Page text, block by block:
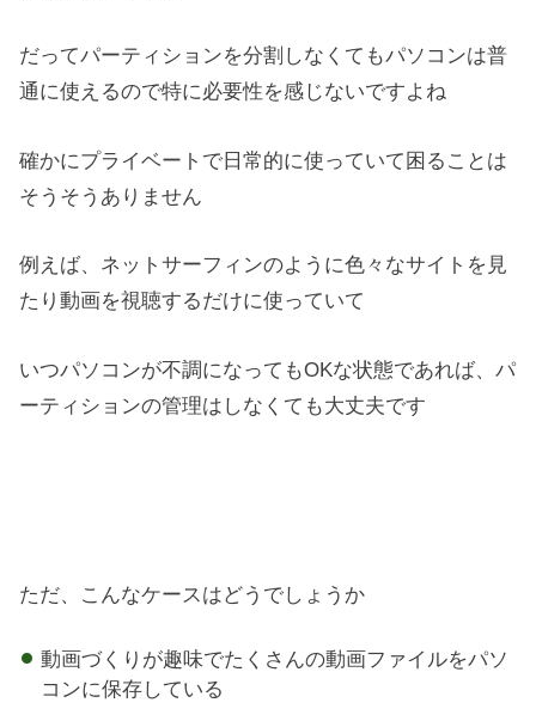
だってパーティションを分割しなくてもパソコンは普
通に使えるので特に必要性を感じないですよね
確かにプライベートで日常的に使っていて困ることは
そうそうありません
例えば、ネットサーフィンのように色々なサイトを見
たり動画を視聴するだけに使っていて
いつパソコンが不調になってもOKな状態であれば、パ
ーティションの管理はしなくても大丈夫です
ただ、こんなケースはどうでしょうか
動画づくりが趣味でたくさんの動画ファイルをパソ
コンに保存している